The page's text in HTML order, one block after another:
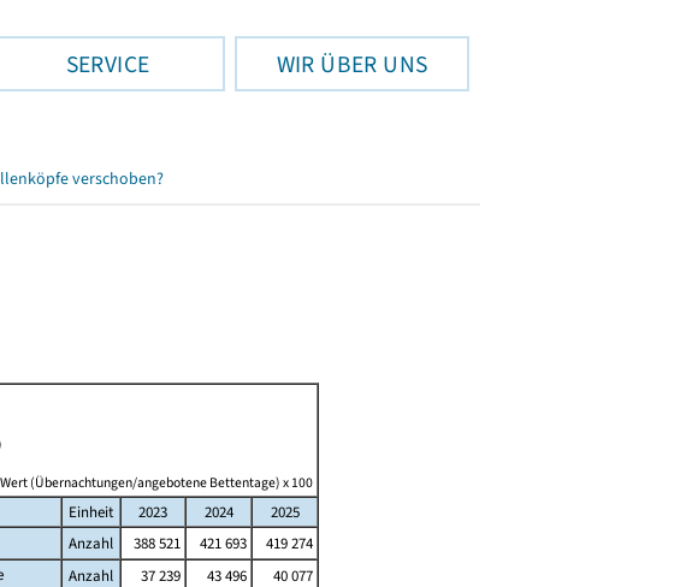
SERVICE WIR ÜBER UNS
verschoben?
(Übernachtungen/angebotene Bettentage) x 100
Einheit 2023 2024
2025
Anzahl 388 521 421 693
419 274
Anzahl 37 239 43 496
40 077